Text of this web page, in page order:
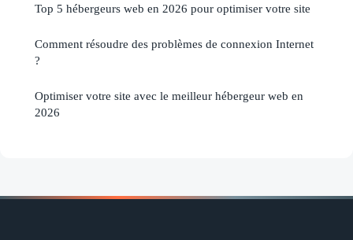
Top 5 hébergeurs web en 2026 pour optimiser votre site
Comment résoudre des problèmes de connexion Internet
?
Optimiser votre site avec le meilleur hébergeur web en
2026